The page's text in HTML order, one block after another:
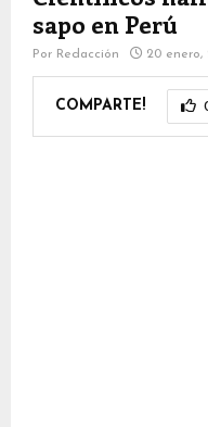
sapo en Perú
Por Redacción 20 enero,
COMPARTE!